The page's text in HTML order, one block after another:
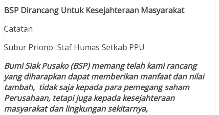
BSP Dirancang Untuk Kesejahteraan Masyarakat
Catatan
Subur Priono Staf Humas Setkab PPU
Bumi Siak Pusako (BSP) memang telah kami rancang
yang diharapkan dapat memberikan manfaat dan nilai
tambah, tidak saja kepada para pemegang saham
Perusahaan, tetapi juga kepada kesejahteraan
masyarakat dan lingkungan sekitarnya,